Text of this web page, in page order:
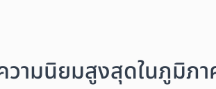
วามนิยมสูงสุดในภูมิภ